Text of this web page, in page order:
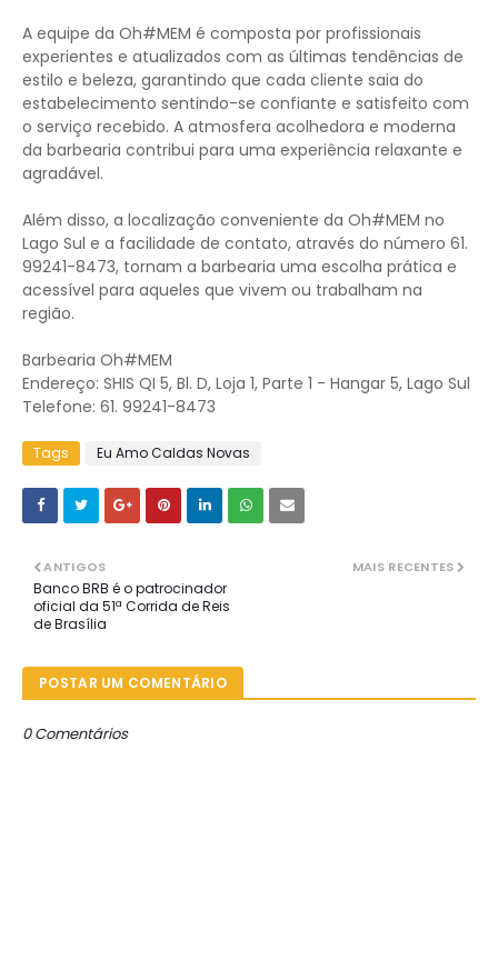
A equipe da Oh#MEM é composta por profissionais
experientes e atualizados com as últimas tendências de
estilo e beleza, garantindo que cada cliente saia do
estabelecimento sentindo-se confiante e satisfeito com
o serviço recebido. A atmosfera acolhedora e moderna
da barbearia contribui para uma experiência relaxante e
agradável.
Além disso, a localização conveniente da Oh#MEM no
Lago Sul e a facilidade de contato, através do número 61.
99241-8473, tornam a barbearia uma escolha prática e
acessível para aqueles que vivem ou trabalham na
região.
Barbearia Oh#MEM
Endereço: SHIS QI 5, Bl. D, Loja 1, Parte 1 - Hangar 5, Lago Sul
Telefone: 61. 99241-8473
Tags Eu Amo Caldas Novas
MAIS RECENTES
ANTIGOS
Banco BRB é o patrocinador
oficial da 51ª Corrida de Reis
de Brasília
POSTAR UM COMENTÁRIO
0 Comentários